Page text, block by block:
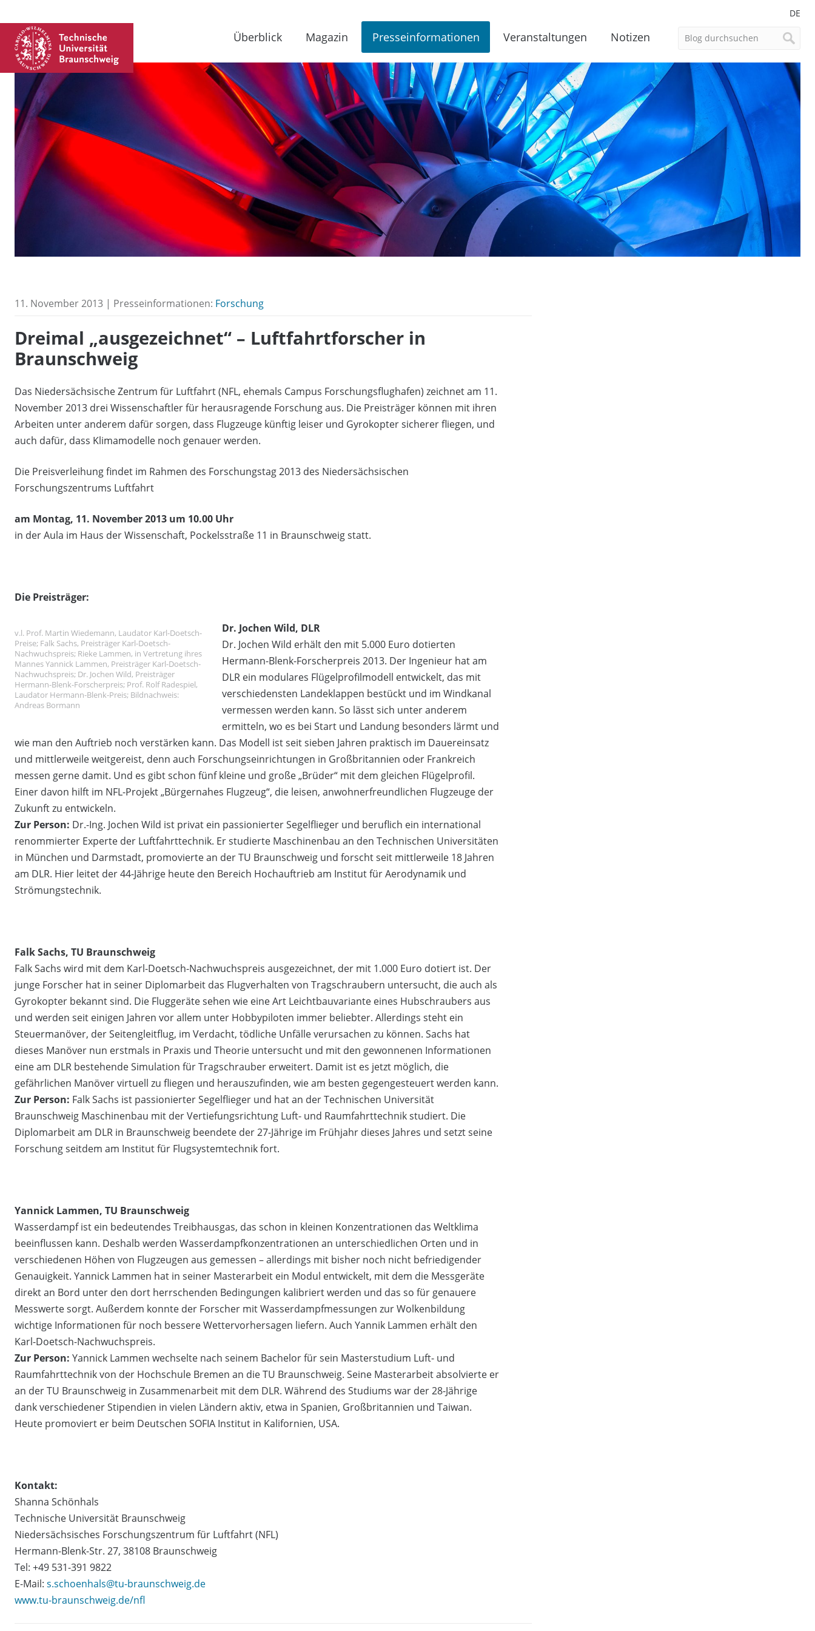
DE
Überblick Magazin Presseinformationen Veranstaltungen Notizen
11. November 2013 | Presseinformationen: Forschung
Dreimal „ausgezeichnet“ – Luftfahrtforscher in
Braunschweig
Das Niedersächsische Zentrum für Luftfahrt (NFL, ehemals Campus Forschungsflughafen) zeichnet am 11.
November 2013 drei Wissenschaftler für herausragende Forschung aus. Die Preisträger können mit ihren
Arbeiten unter anderem dafür sorgen, dass Flugzeuge künftig leiser und Gyrokopter sicherer fliegen, und
auch dafür, dass Klimamodelle noch genauer werden.
Die Preisverleihung findet im Rahmen des Forschungstag 2013 des Niedersächsischen
Forschungszentrums Luftfahrt
am Montag, 11. November 2013 um 10.00 Uhr
in der Aula im Haus der Wissenschaft, Pockelsstraße 11 in Braunschweig statt.
Die Preisträger:
v.l. Prof. Martin Wiedemann, Laudator Karl-Doetsch-
Preise; Falk Sachs, Preisträger Karl-Doetsch-
Nachwuchspreis; Rieke Lammen, in Vertretung ihres
Mannes Yannick Lammen, Preisträger Karl-Doetsch-
Nachwuchspreis; Dr. Jochen Wild, Preisträger
Hermann-Blenk-Forscherpreis; Prof. Rolf Radespiel,
Laudator Hermann-Blenk-Preis; Bildnachweis:
Andreas Bormann
Dr. Jochen Wild, DLR
Dr. Jochen Wild erhält den mit 5.000 Euro dotierten
Hermann-Blenk-Forscherpreis 2013. Der Ingenieur hat am
DLR ein modulares Flügelprofilmodell entwickelt, das mit
verschiedensten Landeklappen bestückt und im Windkanal
vermessen werden kann. So lässt sich unter anderem
ermitteln, wo es bei Start und Landung besonders lärmt und
wie man den Auftrieb noch verstärken kann. Das Modell ist seit sieben Jahren praktisch im Dauereinsatz
und mittlerweile weitgereist, denn auch Forschungseinrichtungen in Großbritannien oder Frankreich
messen gerne damit. Und es gibt schon fünf kleine und große „Brüder“ mit dem gleichen Flügelprofil.
Einer davon hilft im NFL-Projekt „Bürgernahes Flugzeug“, die leisen, anwohnerfreundlichen Flugzeuge der
Zukunft zu entwickeln.
Zur Person: Dr.-Ing. Jochen Wild ist privat ein passionierter Segelflieger und beruflich ein international
renommierter Experte der Luftfahrttechnik. Er studierte Maschinenbau an den Technischen Universitäten
in München und Darmstadt, promovierte an der TU Braunschweig und forscht seit mittlerweile 18 Jahren
am DLR. Hier leitet der 44-Jährige heute den Bereich Hochauftrieb am Institut für Aerodynamik und
Strömungstechnik.
Falk Sachs, TU Braunschweig
Falk Sachs wird mit dem Karl-Doetsch-Nachwuchspreis ausgezeichnet, der mit 1.000 Euro dotiert ist. Der
junge Forscher hat in seiner Diplomarbeit das Flugverhalten von Tragschraubern untersucht, die auch als
Gyrokopter bekannt sind. Die Fluggeräte sehen wie eine Art Leichtbauvariante eines Hubschraubers aus
und werden seit einigen Jahren vor allem unter Hobbypiloten immer beliebter. Allerdings steht ein
Steuermanöver, der Seitengleitflug, im Verdacht, tödliche Unfälle verursachen zu können. Sachs hat
dieses Manöver nun erstmals in Praxis und Theorie untersucht und mit den gewonnenen Informationen
eine am DLR bestehende Simulation für Tragschrauber erweitert. Damit ist es jetzt möglich, die
gefährlichen Manöver virtuell zu fliegen und herauszufinden, wie am besten gegengesteuert werden kann.
Zur Person: Falk Sachs ist passionierter Segelflieger und hat an der Technischen Universität
Braunschweig Maschinenbau mit der Vertiefungsrichtung Luft- und Raumfahrttechnik studiert. Die
Diplomarbeit am DLR in Braunschweig beendete der 27-Jährige im Frühjahr dieses Jahres und setzt seine
Forschung seitdem am Institut für Flugsystemtechnik fort.
Yannick Lammen, TU Braunschweig
Wasserdampf ist ein bedeutendes Treibhausgas, das schon in kleinen Konzentrationen das Weltklima
beeinflussen kann. Deshalb werden Wasserdampfkonzentrationen an unterschiedlichen Orten und in
verschiedenen Höhen von Flugzeugen aus gemessen – allerdings mit bisher noch nicht befriedigender
Genauigkeit. Yannick Lammen hat in seiner Masterarbeit ein Modul entwickelt, mit dem die Messgeräte
direkt an Bord unter den dort herrschenden Bedingungen kalibriert werden und das so für genauere
Messwerte sorgt. Außerdem konnte der Forscher mit Wasserdampfmessungen zur Wolkenbildung
wichtige Informationen für noch bessere Wettervorhersagen liefern. Auch Yannik Lammen erhält den
Karl-Doetsch-Nachwuchspreis.
Zur Person: Yannick Lammen wechselte nach seinem Bachelor für sein Masterstudium Luft- und
Raumfahrttechnik von der Hochschule Bremen an die TU Braunschweig. Seine Masterarbeit absolvierte er
an der TU Braunschweig in Zusammenarbeit mit dem DLR. Während des Studiums war der 28-Jährige
dank verschiedener Stipendien in vielen Ländern aktiv, etwa in Spanien, Großbritannien und Taiwan.
Heute promoviert er beim Deutschen SOFIA Institut in Kalifornien, USA.
Kontakt:
Shanna Schönhals
Technische Universität Braunschweig
Niedersächsisches Forschungszentrum für Luftfahrt (NFL)
Hermann-Blenk-Str. 27, 38108 Braunschweig
Tel: +49 531-391 9822
E-Mail: s.schoenhals@tu-braunschweig.de
www.tu-braunschweig.de/nfl